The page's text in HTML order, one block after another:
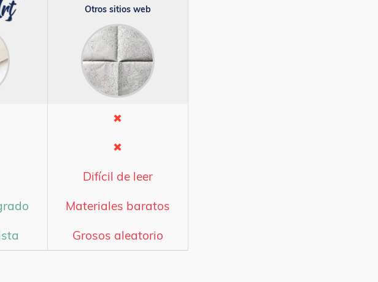
Otros sitios web
✖
✖
Difícil de leer
Materiales baratos
Grosos aleatorio